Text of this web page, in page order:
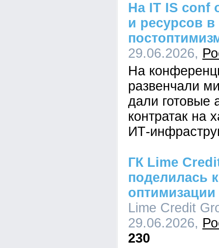
На IT IS conf
и ресурсов в
29.06.2026,
На
развенчали
дали готовые
контратак на
ИТ-
ГК Lime
поделилась
оптимизации
Lime Credit
29.06.2026,
230